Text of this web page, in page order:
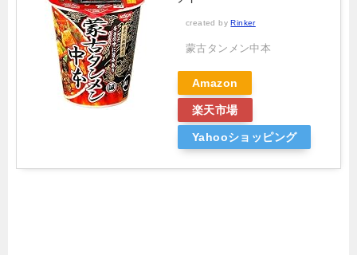
created byRinker
蒙古タンメン中本
Amazon
楽天市場
Yahooショッピング